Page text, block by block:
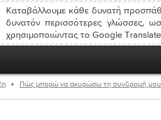
Καταβάλλουμε κάθε δυνατή
δυνατόν περισσότερες γλώσσες,
χρησιμοποιώντας το Google
Πώς μπορώ να ακυρώσω τη συνδρομή μου